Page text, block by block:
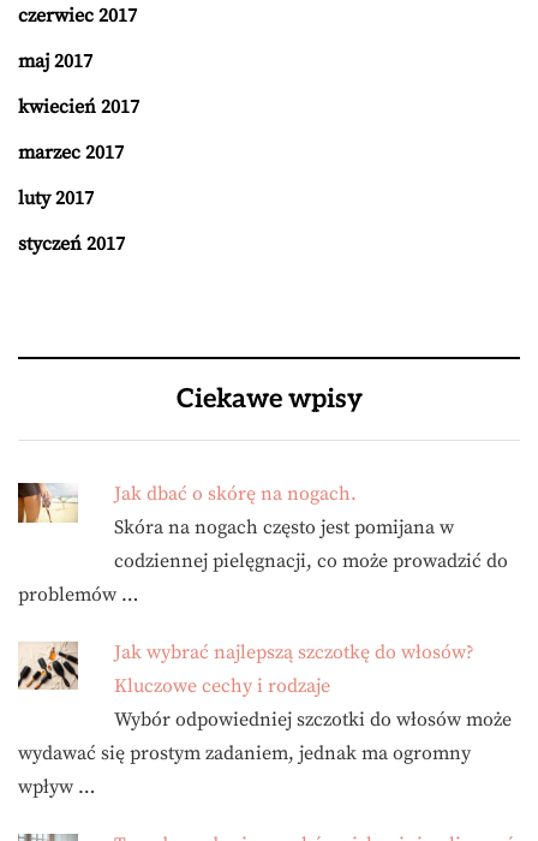
czerwiec 2017
maj 2017
kwiecień 2017
marzec 2017
luty 2017
styczeń 2017
Ciekawe wpisy
Jak dbać o skórę na nogach.
Skóra na nogach często jest pomijana w
codziennej pielęgnacji, co może prowadzić do
problemów …
Jak wybrać najlepszą szczotkę do włosów?
Kluczowe cechy i rodzaje
Wybór odpowiedniej szczotki do włosów może
wydawać się prostym zadaniem, jednak ma ogromny
wpływ …